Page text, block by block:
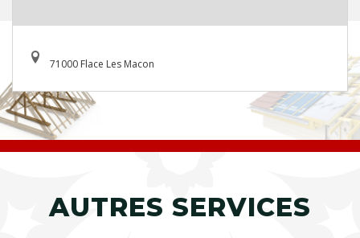
71000 Flace Les Macon
AUTRES SERVICES